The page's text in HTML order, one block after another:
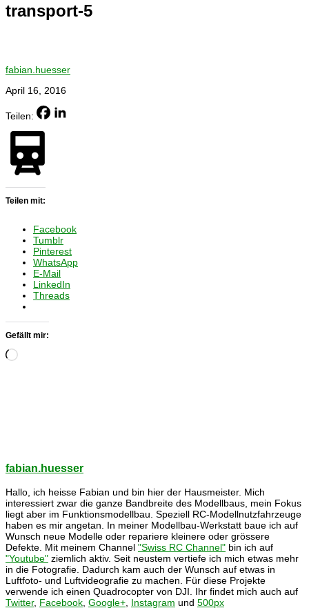
transport-5
fabian.huesser
April 16, 2016
Teilen:
Teilen mit:
Facebook
Tumblr
Pinterest
WhatsApp
E-Mail
LinkedIn
Threads
Gefällt mir:
Wird
fabian.huesser
Hallo, ich heisse Fabian und bin hier der Hausmeister. Mich
interessiert zwar die ganze Bandbreite des Modellbaus, mein Fokus
liegt aber im Funktionsmodellbau. Speziell RC-Modellnutzfahrzeuge
haben es mir angetan. In meiner Modellbau-Werkstatt baue ich auf
Wunsch neue Modelle oder repariere kleinere oder grössere
Defekte. Mit meinem Channel "Swiss RC Channel" bin ich auf
"Youtube" ziemlich aktiv. Seit neustem vertiefe ich mich etwas mehr
in die Fotografie. Dadurch kam auch der Wunsch auf etwas in
Luftfoto- und Luftvideografie zu machen. Für diese Projekte
verwende ich einen Quadrocopter von DJI. Ihr findet mich auch auf
Twitter, Facebook Google+ Instagram und 500px